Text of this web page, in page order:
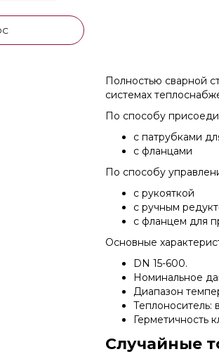
Полностью сварной
системах
По способу
с патрубками
с фланцами
По способу
с рукояткой
с ручным
с фланцем для
Основные
DN 15-600.
Номинальное
Диапазон
Теплоноситель:
Герметичность
Случайные